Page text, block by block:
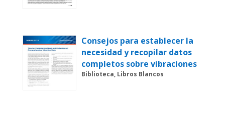
Consejos para establecer la
necesidad y recopilar datos
completos sobre vibraciones
Biblioteca, Libros Blancos